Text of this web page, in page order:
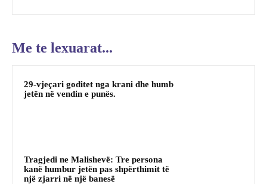
Me te lexuarat...
29-vjeçari goditet nga krani dhe humb
jetën në vendin e punës.
Tragjedi ne Malishevë: Tre persona
kanë humbur jetën pas shpërthimit të
një zjarri në një banesë